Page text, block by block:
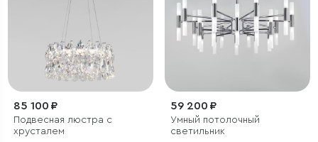
85 100 ₽
Подвесная люстра с
хрусталем
59 200 ₽
Умный потолочный
светильник